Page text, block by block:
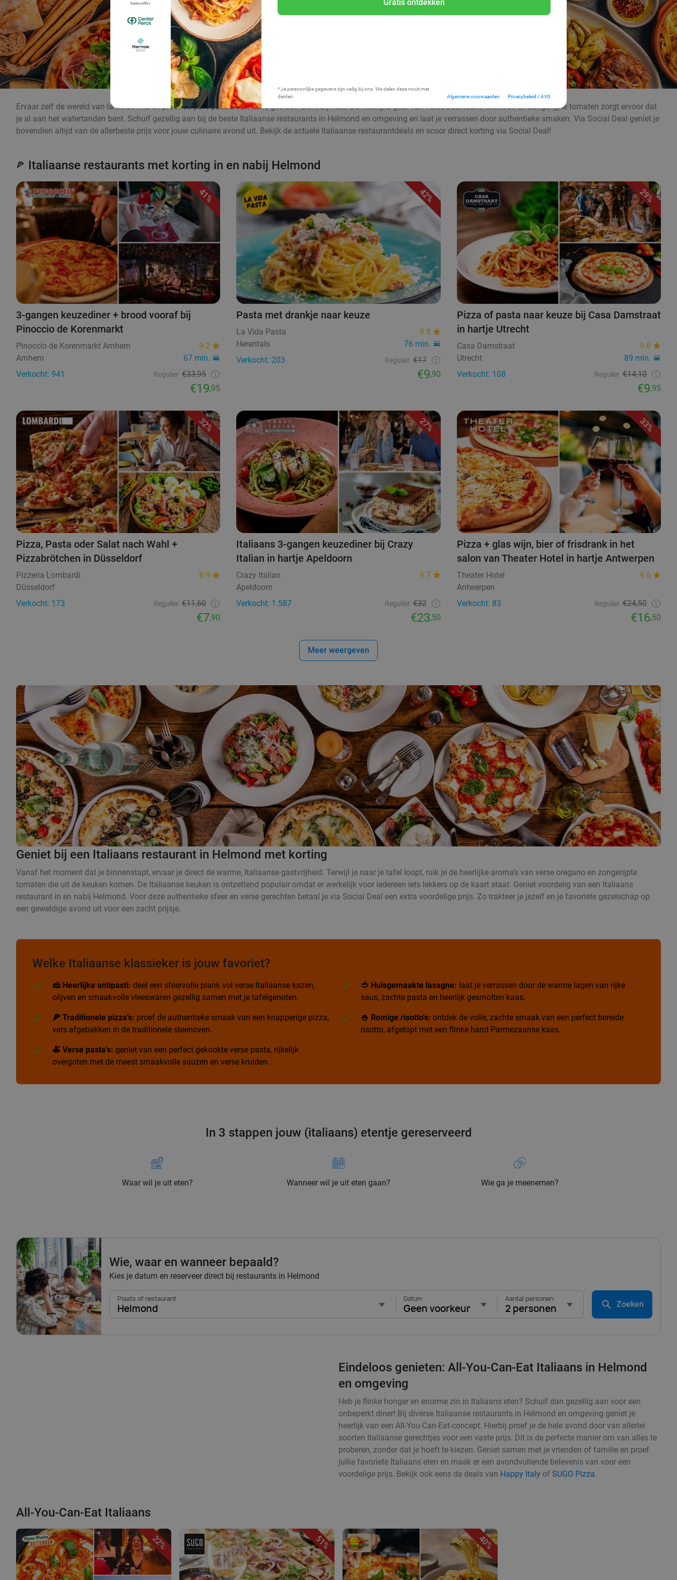
Gratis ontdekken
* Je persoonlijke gegevens zijn veilig bij ons. We delen deze nooit met
derden.
Algemene voorwaarden Privacybeleid / AVG
Ervaar zelf de wereld van la dolce vita en proef de pure passie van Italië gewoon dicht bij huis. De heerlijke geur van verse basilicum, knoflook en zongerijpte tomaten zorgt ervoor dat
je al aan het watertanden bent. Schuif gezellig aan bij de beste Italiaanse restaurants in Helmond en omgeving en laat je verrassen door authentieke smaken. Via Social Deal geniet je
bovendien altijd van de allerbeste prijs voor jouw culinaire avond uit. Bekijk de actuele Italiaanse restaurantdeals en scoor direct korting via Social Deal!
🍕 Italiaanse restaurants met korting in en nabij Helmond
41%
3-gangen keuzediner + brood vooraf bij
Pinoccio de Korenmarkt
Pinoccio de Korenmarkt Arnhem
9.2
Arnhem
67 min.
Verkocht: 941
Regulier €33,95
€19,95
42%
Pasta met drankje naar keuze
La Vida Pasta
9.8
Herentals
76 min.
Verkocht: 203
Regulier €17
€9,90
29%
Pizza of pasta naar keuze bij Casa Damstraat
in hartje Utrecht
Casa Damstraat
9.8
Utrecht
89 min.
Verkocht: 108
Regulier €14,10
€9,95
32%
Pizza, Pasta oder Salat nach Wahl +
Pizzabrötchen in Düsseldorf
Pizzeria Lombardi
8.9
Düsseldorf
Verkocht: 173
Regulier €11,60
€7,90
27%
Italiaans 3-gangen keuzediner bij Crazy
Italian in hartje Apeldoorn
Crazy Italian
9.7
Apeldoorn
Verkocht: 1.587
Regulier €32
€23,50
33%
Pizza + glas wijn, bier of frisdrank in het
salon van Theater Hotel in hartje Antwerpen
Theater Hotel
9.6
Antwerpen
Verkocht: 83
Regulier €24,50
€16,50
Meer weergeven
Geniet bij een Italiaans restaurant in Helmond met korting
Vanaf het moment dat je binnenstapt, ervaar je direct de warme, Italiaanse gastvrijheid. Terwijl je naar je tafel loopt, ruik je de heerlijke aroma’s van verse oregano en zongerijpte
tomaten die uit de keuken komen. De Italiaanse keuken is ontzettend populair omdat er werkelijk voor iedereen iets lekkers op de kaart staat. Geniet voordelig van een Italiaans
restaurant in en nabij Helmond. Voor deze authentieke sfeer en verse gerechten betaal je via Social Deal een extra voordelige prijs. Zo trakteer je jezelf en je favoriete gezelschap op
een geweldige avond uit voor een zacht prijsje.
Welke Italiaanse klassieker is jouw favoriet?
🧀 Heerlijke antipasti: deel een sfeervolle plank vol verse Italiaanse kazen,
olijven en smaakvolle vleeswaren gezellig samen met je tafelgenoten.
🍕 Traditionele pizza’s: proef de authentieke smaak van een knapperige pizza,
vers afgebakken in de traditionele steenoven.
🍝 Verse pasta's: geniet van een perfect gekookte verse pasta, rijkelijk
overgoten met de meest smaakvolle sauzen en verse kruiden.
🍅 Huisgemaakte lasagne: laat je verrassen door de warme lagen van rijke
saus, zachte pasta en heerlijk gesmolten kaas.
🍚 Romige risotto's:ontdek de volle, zachte smaak van een perfect bereide
risotto, afgetopt met een flinke hand Parmezaanse kaas.
In 3 stappen jouw (italiaans) etentje gereserveerd
Waar wil je uit eten? Wanneer wil je uit eten gaan? Wie ga je meenemen?
Wie, waar en wanneer bepaald?
Kies je datum en reserveer direct bij restaurants in Helmond
Plaats of restaurant
Helmond
Datum
Geen voorkeur
Aantal personen:
2 personen Zoeken
Eindeloos genieten: All-You-Can-Eat Italiaans in Helmond
en omgeving
Heb je flinke honger en enorme zin in Italiaans eten? Schuif dan gezellig aan voor een
onbeperkt diner! Bij diverse Italiaanse restaurants in Helmond en omgeving geniet je
heerlijk van een All-You-Can-Eat-concept. Hierbij proef je de hele avond door van allerlei
soorten Italiaanse gerechtjes voor een vaste prijs. Dit is de perfecte manier om van alles te
proberen, zonder dat je hoeft te kiezen. Geniet samen met je vrienden of familie en proef
jullie favoriete Italiaans eten en maak er een avondvullende belevenis van voor een
voordelige prijs. Bekijk ook eens de deals van Happy Italy of SUGO Pizza.
All-You-Can-Eat Italiaans
22% 51% 40%